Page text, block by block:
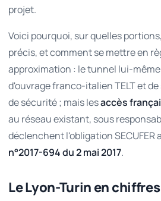
projet.
Voici pourquoi, sur quelles
précis, et comment se mettre en
approximation : le tunnel lui-
d'ouvrage franco-italien TELT et
de sécurité ; mais lesaccès
au réseau existant, sous
déclenchent l'obligation SECUFER
n°2017-694 du 2 mai 2017.
Le Lyon-Turin en chiffres